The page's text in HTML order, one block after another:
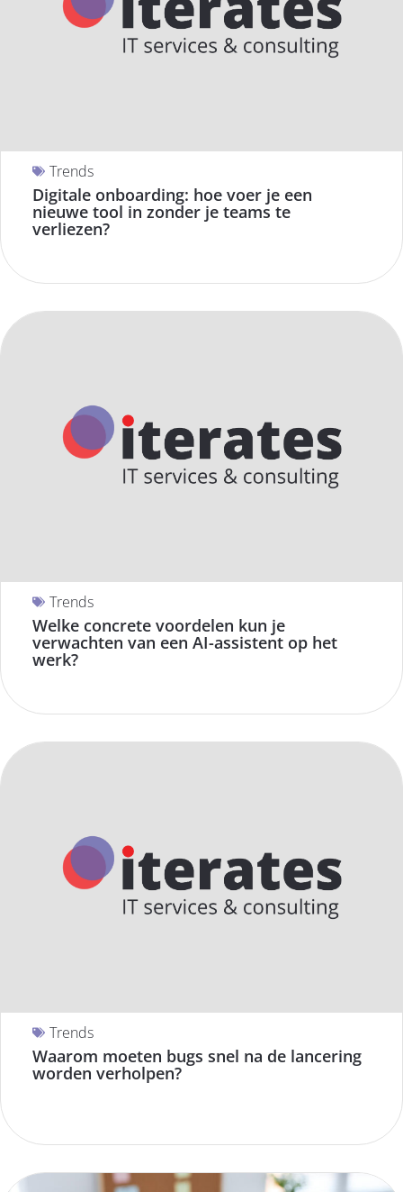
Trends
Digitale onboarding: hoe voer je een
nieuwe tool in zonder je teams te
verliezen?
Trends
Welke concrete voordelen kun je
verwachten van een AI-assistent op het
werk?
Trends
Waarom moeten bugs snel na de lancering
worden verholpen?